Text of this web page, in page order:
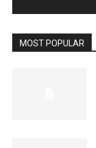
MOST POPULAR